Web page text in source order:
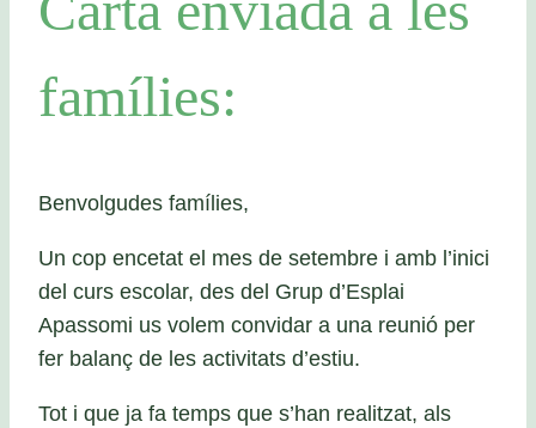
famílies:
Benvolgudes famílies,
Un cop encetat el mes de setembre i amb l’inici
del curs escolar, des del Grup d’Esplai
Apassomi us volem convidar a una reunió per
fer balanç de les activitats d’estiu.
Tot i que ja fa temps que s’han realitzat, als